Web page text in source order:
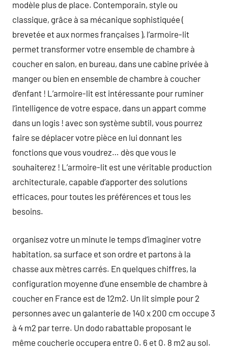
modèle plus de place. Contemporain, style ou
classique, grâce à sa mécanique sophistiquée (
brevetée et aux normes françaises ), l’armoire-lit
permet transformer votre ensemble de chambre à
coucher en salon, en bureau, dans une cabine privée à
manger ou bien en ensemble de chambre à coucher
d’enfant ! L’armoire-lit est intéressante pour ruminer
l’intelligence de votre espace, dans un appart comme
dans un logis ! avec son système subtil, vous pourrez
faire se déplacer votre pièce en lui donnant les
fonctions que vous voudrez… dès que vous le
souhaiterez ! L’armoire-lit est une véritable production
architecturale, capable d’apporter des solutions
efficaces, pour toutes les préférences et tous les
besoins.
organisez votre un minute le temps d’imaginer votre
habitation, sa surface et son ordre et partons à la
chasse aux mètres carrés. En quelques chiffres, la
configuration moyenne d’une ensemble de chambre à
coucher en France est de 12m2. Un lit simple pour 2
personnes avec un galanterie de 140 x 200 cm occupe 3
à 4 m2 par terre. Un dodo rabattable proposant le
même coucherie occupera entre 0. 6 et 0. 8 m2 au sol.